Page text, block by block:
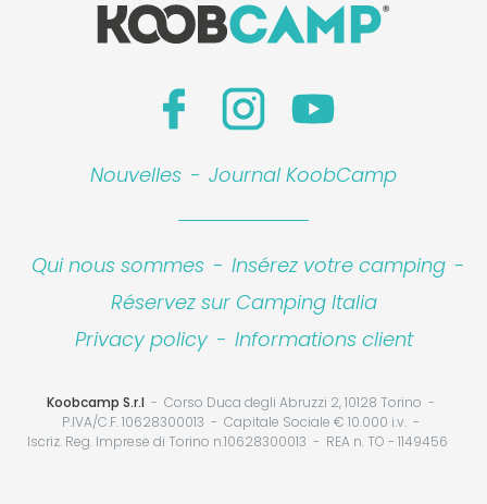
Nouvelles - Journal KoobCamp
Qui nous sommes - Insérez votre camping -
Réservez sur Camping Italia
Privacy policy - Informations client
Koobcamp S.r.l
Corso Duca degli Abruzzi 2, 10128 Torino
P.IVA/C.F. 10628300013
Capitale Sociale € 10.000 i.v.
Iscriz. Reg. Imprese di Torino n.10628300013
REA n. TO - 1149456